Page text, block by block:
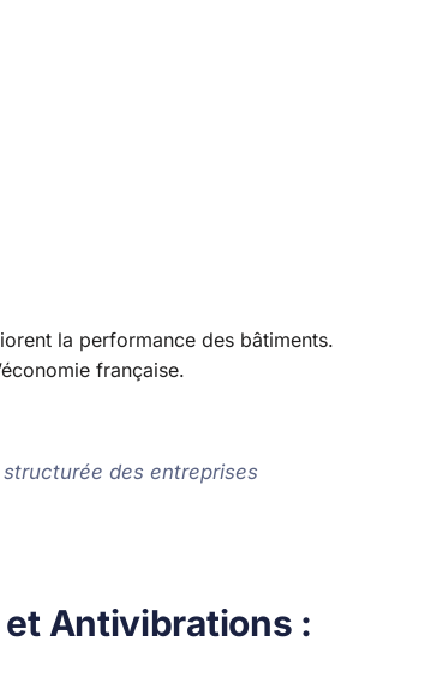
la performance des bâtiments.
française.
des entreprises
Antivibrations :